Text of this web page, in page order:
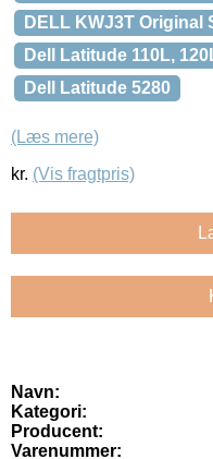
DELL KWJ3T Original
Dell Latitude 110L,
Dell Latitude 5280
(Læs mere)
kr. (Vis fragtpris)
Navn:
Kategori:
Producent:
Varenummer: